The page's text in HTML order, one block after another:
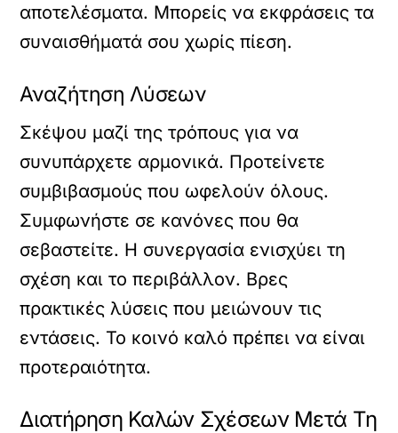
αποτελέσματα. Μπορείς να εκφράσεις τα
συναισθήματά σου χωρίς πίεση.
Αναζήτηση Λύσεων
Σκέψου μαζί της τρόπους για να
συνυπάρχετε αρμονικά. Προτείνετε
συμβιβασμούς που ωφελούν όλους.
Συμφωνήστε σε κανόνες που θα
σεβαστείτε. Η συνεργασία ενισχύει τη
σχέση και το περιβάλλον. Βρες
πρακτικές λύσεις που μειώνουν τις
εντάσεις. Το κοινό καλό πρέπει να είναι
προτεραιότητα.
Διατήρηση Καλών Σχέσεων Μετά Τη